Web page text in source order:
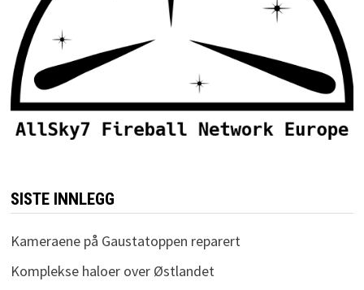
SISTE INNLEGG
Kameraene på Gaustatoppen reparert
Komplekse haloer over Østlandet